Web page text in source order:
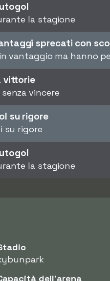
la stagione
sprecati con
vantaggio ma hanno
vittorie
vincere
su rigore
su rigore
la stagione
dell'arena